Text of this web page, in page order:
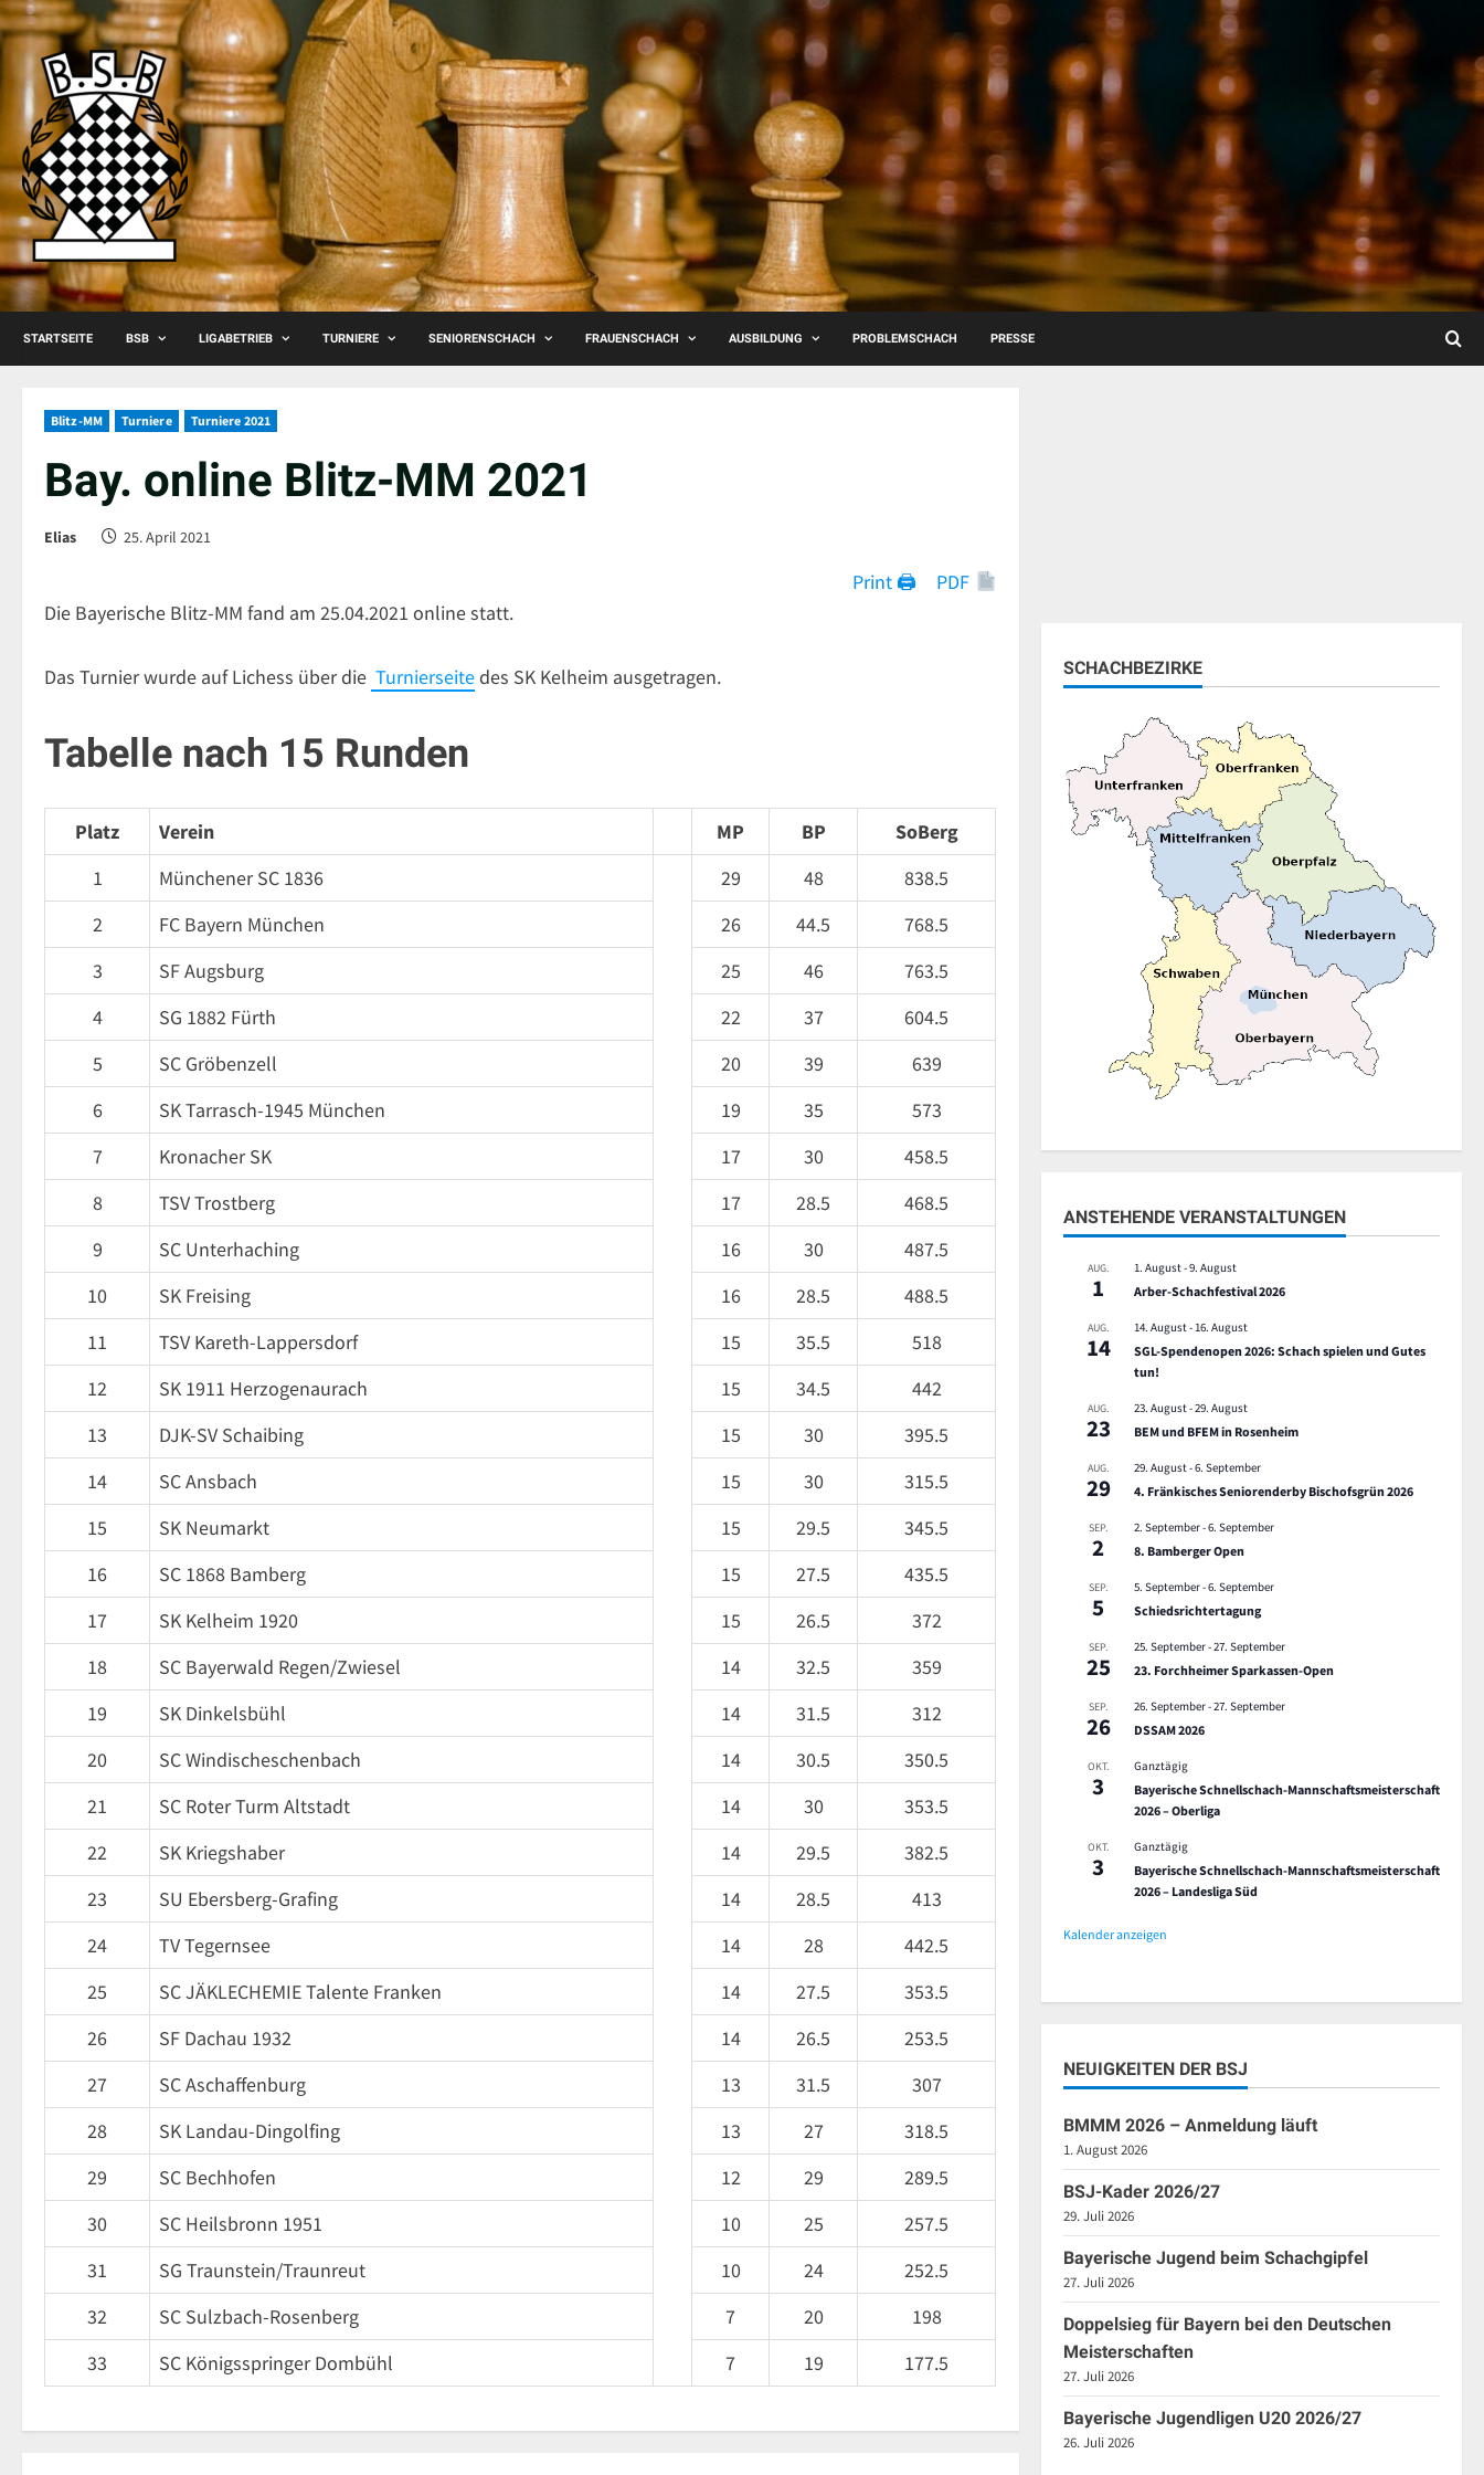
Skip
to
content
STARTSEITE BSB LIGABETRIEB TURNIERE SENIORENSCHACH FRAUENSCHACH AUSBILDUNG PROBLEMSCHACH PRESSE
Blitz-MM Turniere Turniere 2021
Bay. online Blitz-MM 2021
Elias 25. April 2021
Print 🖨
PDF
Die Bayerische Blitz-MM fand am 25.04.2021 online statt.
Das Turnier wurde auf Lichess über die Turnierseitedes SK Kelheim ausgetragen.
Tabelle nach 15 Runden
Platz Verein MP BP
SoBerg
1
Münchener SC 1836 29 48
838.5
2
FC Bayern München 26 44.5
768.5
3
SF Augsburg 25 46
763.5
4
SG 1882 Fürth 22 37
604.5
5
SC Gröbenzell 20 39
639
6
SK Tarrasch-1945 München 19 35
573
7
Kronacher SK 17 30
458.5
8
TSV Trostberg 17 28.5
468.5
9
SC Unterhaching 16 30
487.5
10
SK Freising 16 28.5
488.5
11
TSV Kareth-Lappersdorf 15 35.5
518
12
SK 1911 Herzogenaurach 15 34.5
442
13
DJK-SV Schaibing 15 30
395.5
14
SC Ansbach 15 30
315.5
15
SK Neumarkt 15 29.5
345.5
16
SC 1868 Bamberg 15 27.5
435.5
17
SK Kelheim 1920 15 26.5
372
18
SC Bayerwald Regen/Zwiesel 14 32.5
359
19
SK Dinkelsbühl 14 31.5
312
20
SC Windischeschenbach 14 30.5
350.5
21
SC Roter Turm Altstadt 14 30
353.5
22
SK Kriegshaber 14 29.5
382.5
23
SU Ebersberg-Grafing 14 28.5
413
24
TV Tegernsee 14 28
442.5
25
SC JÄKLECHEMIE Talente Franken 14 27.5
353.5
26
SF Dachau 1932 14 26.5
253.5
27
SC Aschaffenburg 13 31.5
307
28
SK Landau-Dingolfing 13 27
318.5
29
SC Bechhofen 12 29
289.5
30
SC Heilsbronn 1951 10 25
257.5
31
SG Traunstein/Traunreut 10 24
252.5
32
SC Sulzbach-Rosenberg 7 20
198
33
SC Königsspringer Dombühl 7 19 177.5
SCHACHBEZIRKE
ANSTEHENDE VERANSTALTUNGEN
AUG.
1
1. August-9. August
Arber-Schachfestival 2026
AUG.
14
14. August- 16. August
SGL-Spendenopen 2026: Schach spielen und Gutes
tun!
AUG.
23
23. August-29. August
BEM und BFEM in Rosenheim
AUG.
29
29. August-6. September
4. Fränkisches Seniorenderby Bischofsgrün 2026
SEP.
2
2. September-6. September
8. Bamberger Open
SEP.
5
5. September-6. September
Schiedsrichtertagung
SEP.
25
25. September-27. September
23. Forchheimer Sparkassen-Open
SEP.
26
26. September-27. September
DSSAM 2026
OKT.
3
Ganztägig
Bayerische Schnellschach-Mannschaftsmeisterschaft
2026 – Oberliga
OKT.
3
Ganztägig
Bayerische Schnellschach-Mannschaftsmeisterschaft
2026 – Landesliga Süd
Kalender anzeigen
NEUIGKEITEN DER BSJ
BMMM 2026 – Anmeldung läuft
1. August 2026
BSJ-Kader 2026/27
29. Juli 2026
Bayerische Jugend beim Schachgipfel
27. Juli 2026
Doppelsieg für Bayern bei den Deutschen
Meisterschaften
27. Juli 2026
Bayerische Jugendligen U20 2026/27
26. Juli 2026